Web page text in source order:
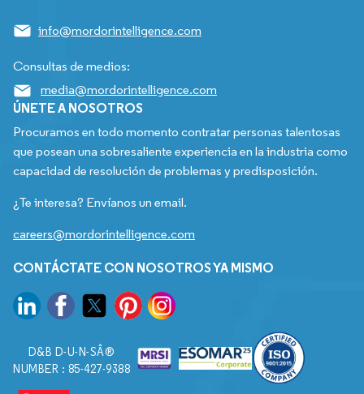
info@mordorintelligence.com
Consultas de medios:
media@mordorintelligence.com
ÚNETE A NOSOTROS
Procuramos en todo momento contratar personas talentosas
que posean una sobresaliente experiencia en la industria como
capacidad de resolución de problemas y predisposición.
¿Te interesa? Envíanos un email.
careers@mordorintelligence.com
CONTÁCTATE CON NOSOTROS YA MISMO
D&B D-U-N-SÂ®
NUMBER : 85-427-9388